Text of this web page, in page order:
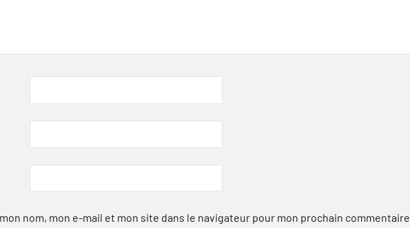
nom, mon e-mail et mon site dans le navigateur pour mon prochain commentaire.